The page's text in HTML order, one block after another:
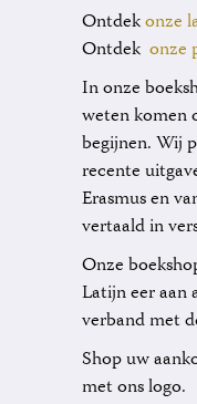
Ontdekonze
Ontdek onze
In onze
weten komen
begijnen. Wij
recente
Erasmus en
vertaald in
Onze
Latijn eer aan
verband met
Shop uw
met ons logo.